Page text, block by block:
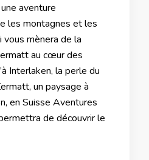
aventure
les montagnes et les
vous mènera de la
au cœur des
Interlaken, la perle du
un paysage à
en Suisse Aventures
de découvrir le